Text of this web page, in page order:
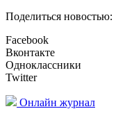
Поделиться новостью:
Facebook
Вконтакте
Одноклассники
Twitter
Онлайн журнал